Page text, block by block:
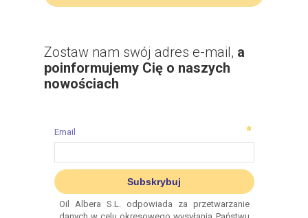
Zostaw nam swój adres e-mail, a
poinformujemy Cię o naszych
nowościach